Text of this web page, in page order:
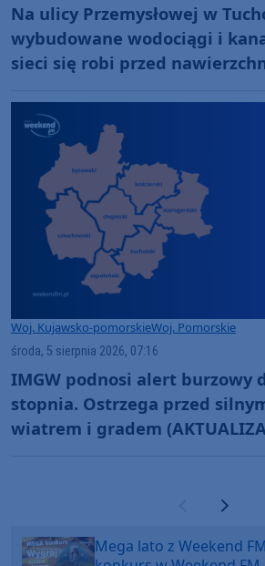
Na ulicy Przemysłowej w
wybudowane wodociągi i
sieci się robi przed
Woj. Kujawsko-pomorskieWoj. Pomorskie
środa, 5 sierpnia 2026, 07:16
IMGW podnosi alert burzowy
stopnia. Ostrzega przed
wiatrem i gradem
Mega lato z Weekend